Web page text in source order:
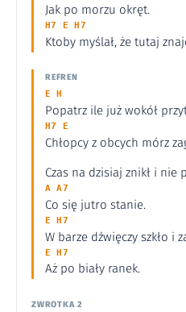
Jak po morzu okręt.
H7 E H7
Ktoby myślał, że tutaj
REFREN
E H
Popatrz ile już wokół
H7 E
Chłopcy z obcych mórz
Czas na dzisiaj znikł i nie
A A7
Co się jutro stanie.
E H7
W barze dźwięczy szkło i
E H7
Aż po biały ranek.
ZWROTKA 2